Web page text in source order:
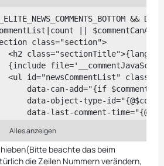
Alles anzeigen
beachte das beim
die Zeilen Nummern verändern,